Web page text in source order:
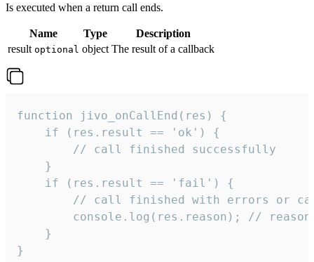
Is executed when a return call ends.
Name Type
Description
result optional object The result of a callback
function jivo_onCallEnd(res) {
    if (res.result == 'ok') {
        // call finished successfully
    }
    if (res.result == 'fail') {
// call finished with errors or
console.log(res.reason); //
    }
}